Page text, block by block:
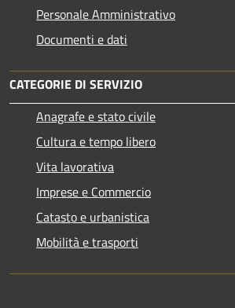
Personale Amministrativo
Documenti e dati
CATEGORIE DI SERVIZIO
Anagrafe e stato civile
Cultura e tempo libero
Vita lavorativa
Imprese e Commercio
Catasto e urbanistica
Mobilità e trasporti